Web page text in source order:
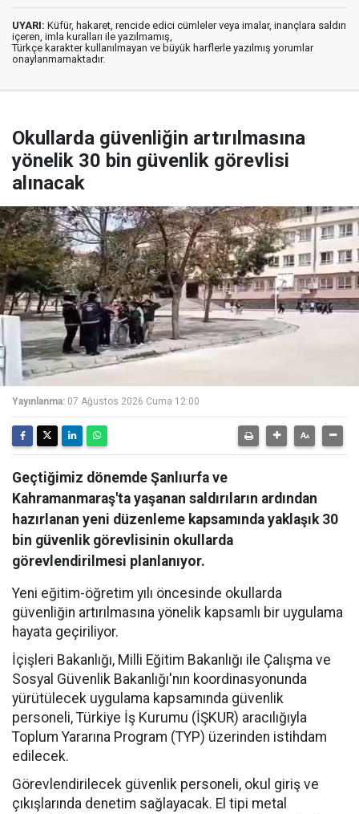
UYARI: Küfür, hakaret, rencide edici cümleler veya imalar, inançlara saldırı
içeren, imla kuralları ile yazılmamış,
Türkçe karakter kullanılmayan ve büyük harflerle yazılmış yorumlar
onaylanmamaktadır.
Okullarda güvenliğin artırılmasına
yönelik 30 bin güvenlik görevlisi
alınacak
Yayınlanma: 07 Ağustos 2026 Cuma 12:00
Geçtiğimiz dönemde Şanlıurfa ve
Kahramanmaraş'ta yaşanan saldırıların ardından
hazırlanan yeni düzenleme kapsamında yaklaşık 30
bin güvenlik görevlisinin okullarda
görevlendirilmesi planlanıyor.
Yeni eğitim-öğretim yılı öncesinde okullarda
güvenliğin artırılmasına yönelik kapsamlı bir uygulama
hayata geçiriliyor.
İçişleri Bakanlığı, Milli Eğitim Bakanlığı ile Çalışma ve
Sosyal Güvenlik Bakanlığı'nın koordinasyonunda
yürütülecek uygulama kapsamında güvenlik
personeli, Türkiye İş Kurumu (İŞKUR) aracılığıyla
Toplum Yararına Program (TYP) üzerinden istihdam
edilecek.
Görevlendirilecek güvenlik personeli, okul giriş ve
çıkışlarında denetim sağlayacak. El tipi metal